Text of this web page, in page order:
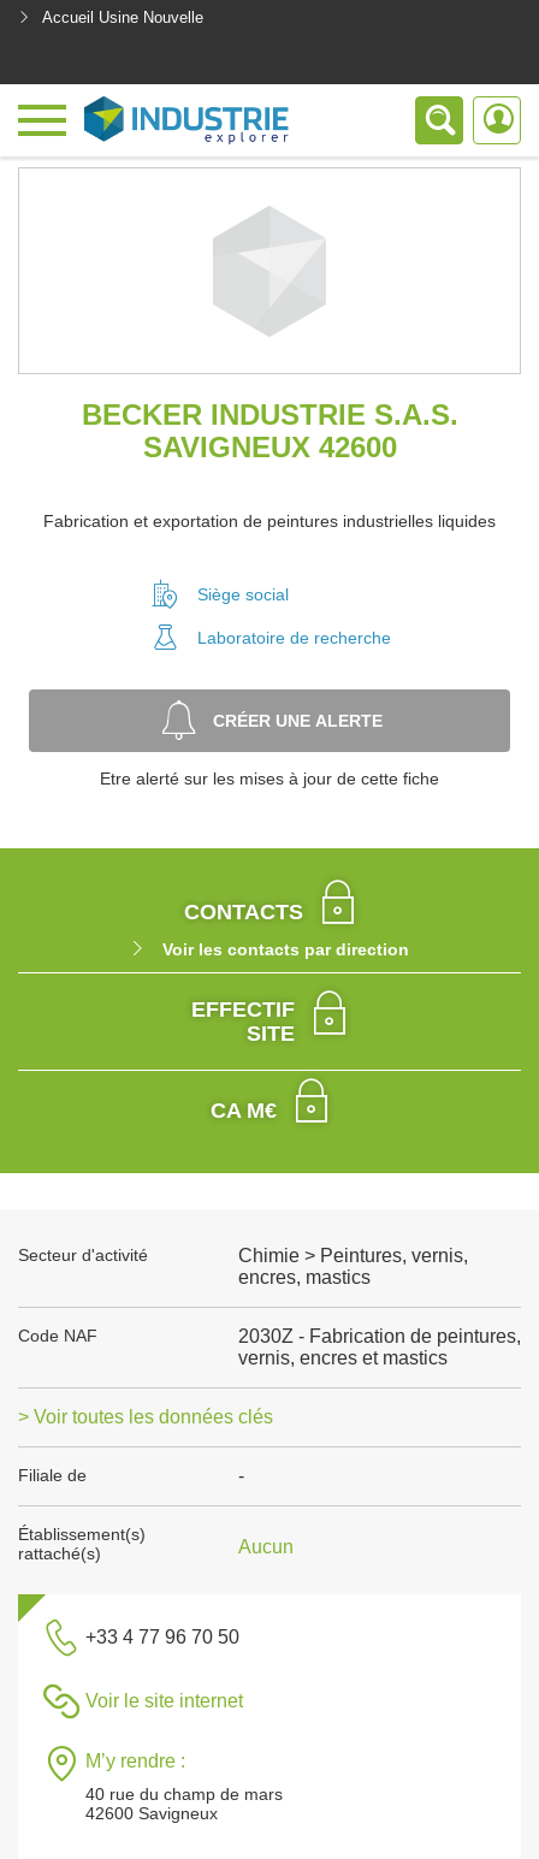
Accueil Usine Nouvelle
BECKER INDUSTRIE S.A.S.
SAVIGNEUX 42600
Fabrication et exportation de peintures industrielles liquides
Siège social
Laboratoire de recherche
CRÉER UNE ALERTE
Etre alerté sur les mises à jour de cette fiche
CONTACTS
Voir les contacts par direction
EFFECTIF
SITE
CA M€
Secteur d'activité
Chimie > Peintures, vernis,
encres, mastics
Code NAF
2030Z - Fabrication de peintures,
vernis, encres et mastics
> Voir toutes les données clés
Filiale de -
Établissement(s)
rattaché(s)
Aucun
+33 4 77 96 70 50
Voir le site internet
M’y rendre :
40 rue du champ de mars
42600 Savigneux